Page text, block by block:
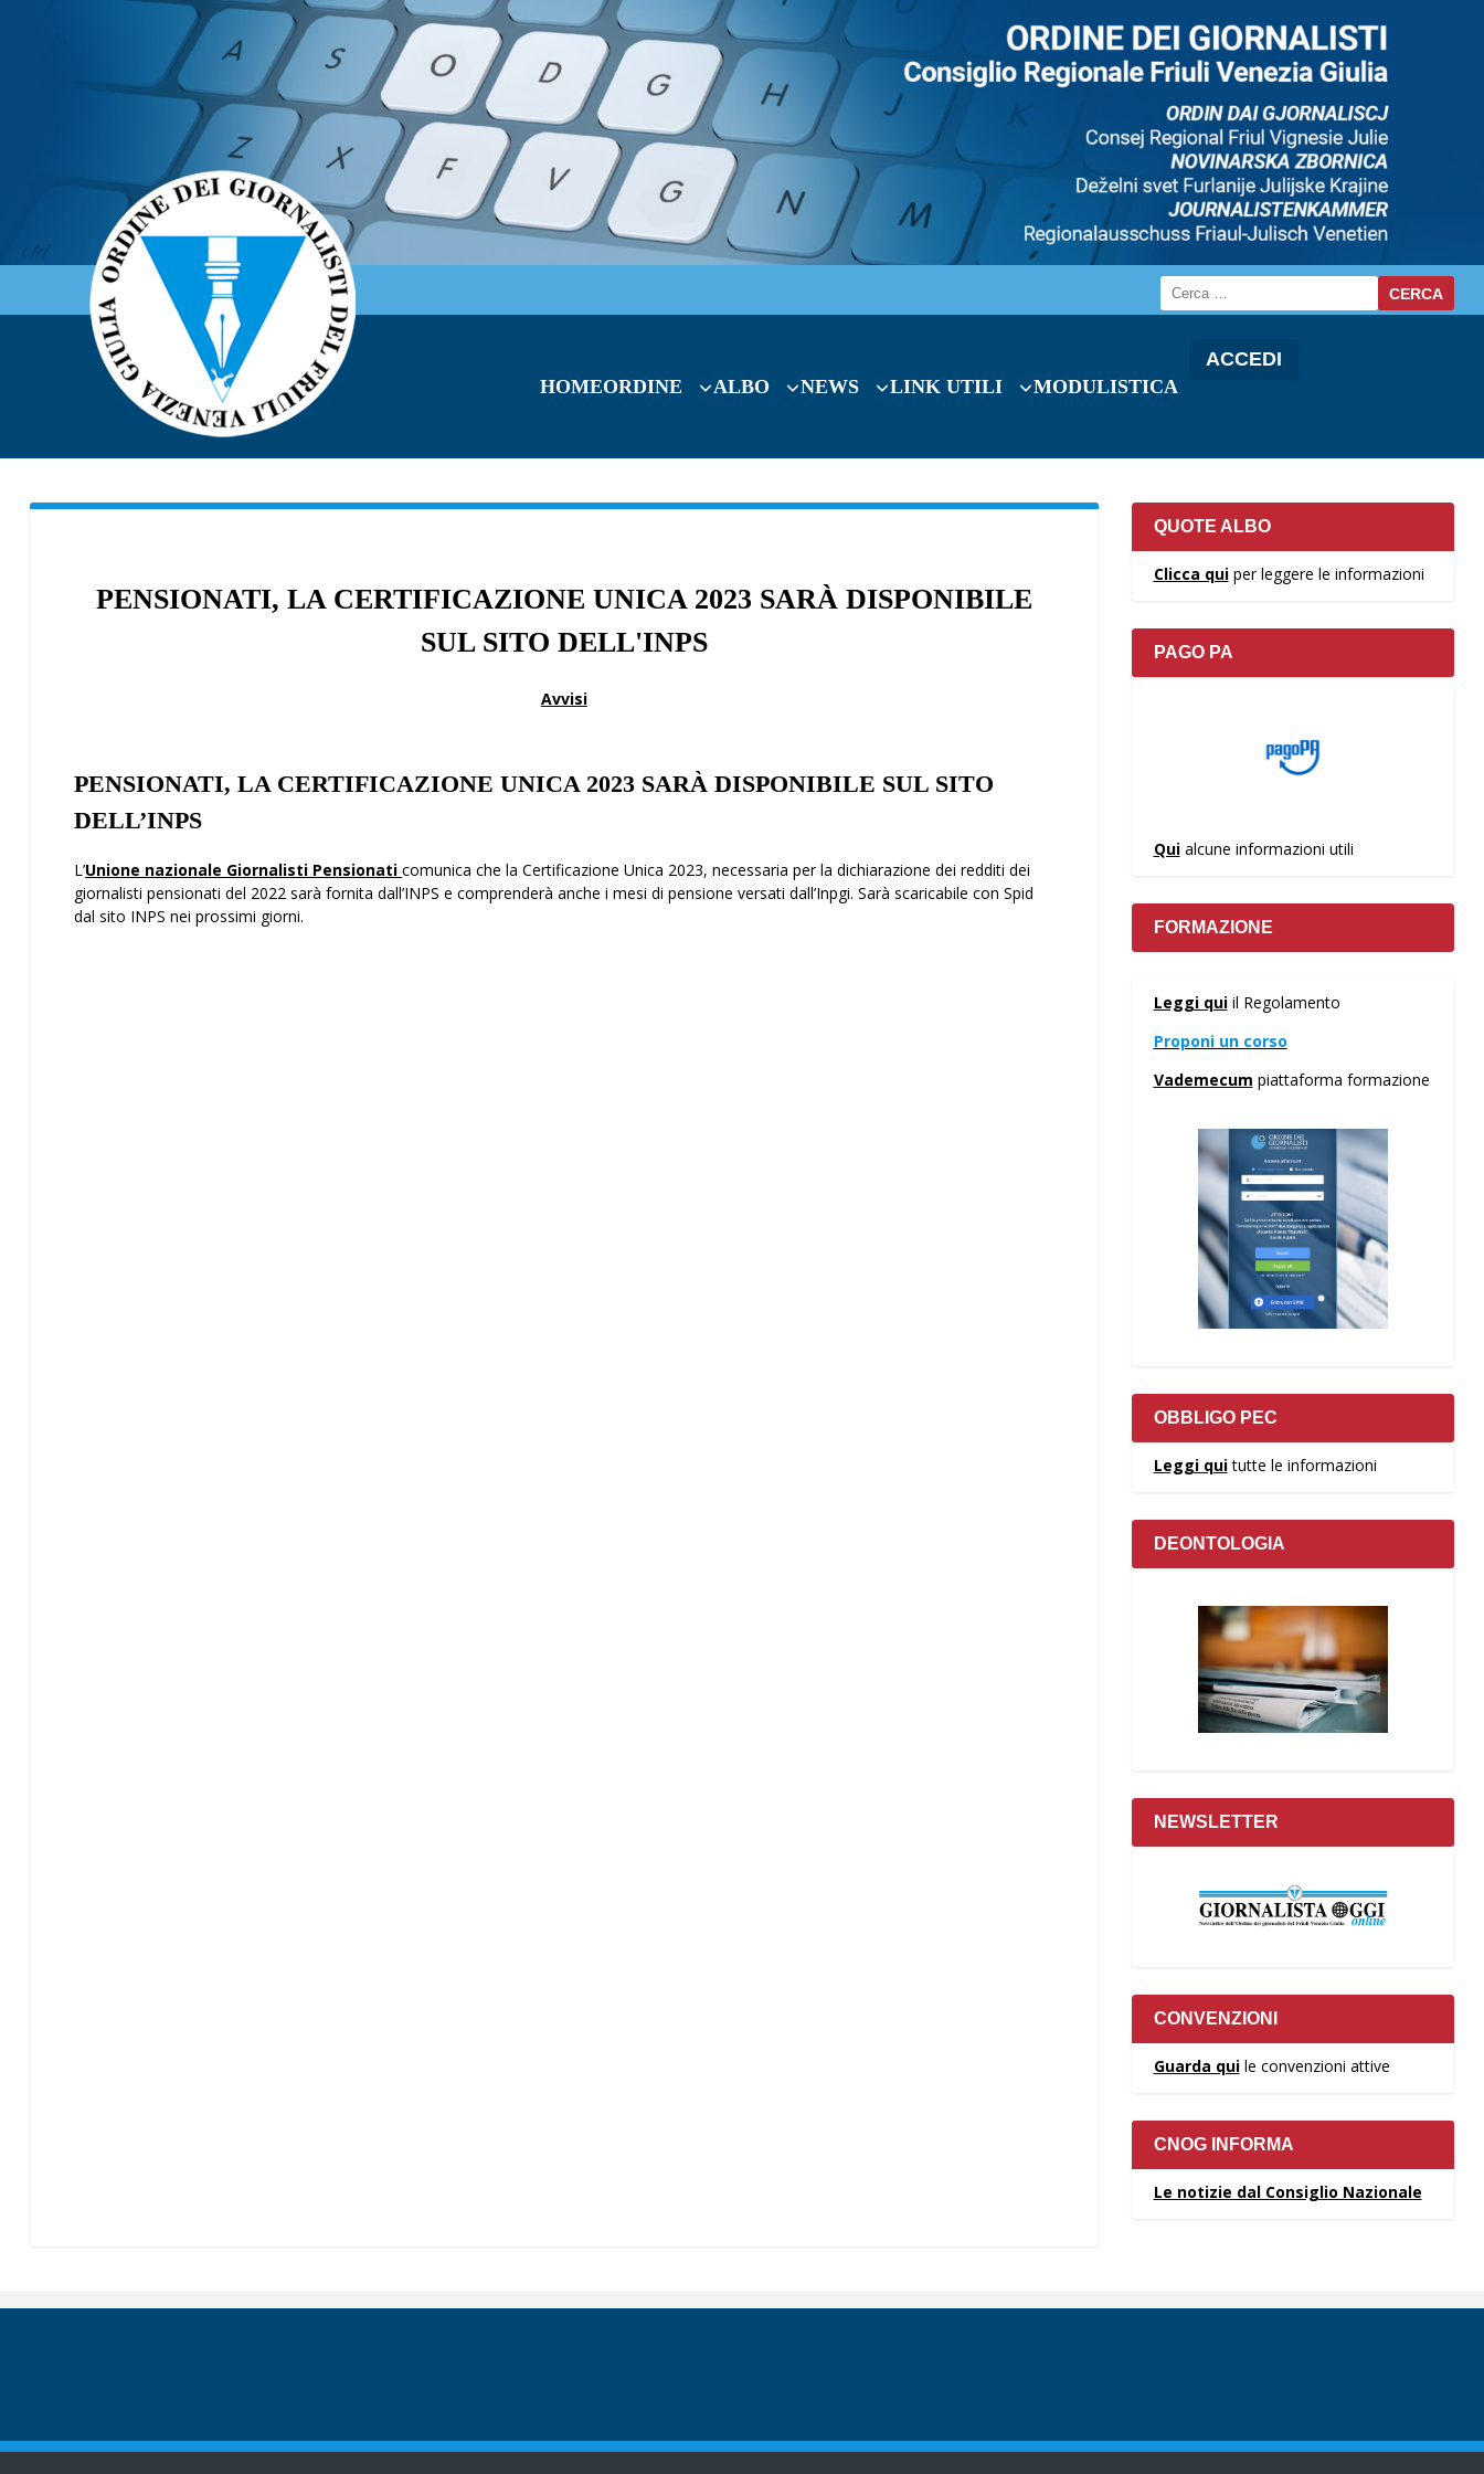
HOMEORDINE ALBO NEWS LINK UTILI MODULISTICA
ACCEDI
PENSIONATI, LA CERTIFICAZIONE UNICA 2023 SARÀ DISPONIBILE
SUL SITO DELL'INPS
Avvisi
PENSIONATI, LA CERTIFICAZIONE UNICA 2023 SARÀ DISPONIBILE SUL SITO
DELL’INPS
L’Unione nazionale Giornalisti Pensionati comunica che la Certificazione Unica 2023, necessaria per la dichiarazione dei redditi dei
giornalisti pensionati del 2022 sarà fornita dall’INPS e comprenderà anche i mesi di pensione versati dall’Inpgi. Sarà scaricabile con Spid
dal sito INPS nei prossimi giorni.
QUOTE ALBO
Clicca quiper leggere le informazioni
PAGO PA
Quialcune informazioni utili
FORMAZIONE
Leggi quiil Regolamento
Proponi un corso
Vademecum piattaforma formazione
OBBLIGO PEC
Leggi quitutte le informazioni
DEONTOLOGIA
NEWSLETTER
CONVENZIONI
Guarda quile convenzioni attive
CNOG INFORMA
Le notizie dal Consiglio Nazionale